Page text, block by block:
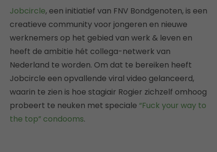
Jobcircle, een initiatief van FNV Bondgenoten, is een
creatieve community voor jongeren en nieuwe
werknemers op het gebied van werk & leven en
heeft de ambitie hét collega-netwerk van
Nederland te worden. Om dat te bereiken heeft
Jobcircle een opvallende viral video gelanceerd,
waarin te zien is hoe stagiair Rogier zichzelf omhoog
probeert te neuken met speciale “Fuck your way to
the top” condooms.